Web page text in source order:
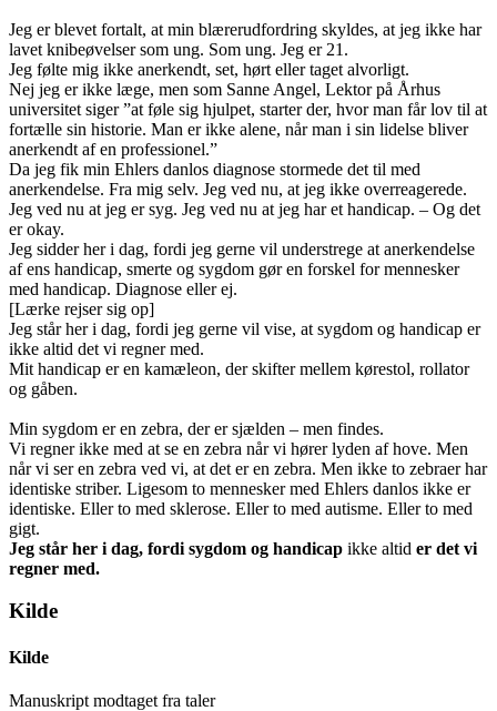
Jeg er blevet fortalt, at min blærerudfordring skyldes, at jeg ikke har
lavet knibeøvelser som ung. Som ung. Jeg er 21.
Jeg følte mig ikke anerkendt, set, hørt eller taget alvorligt.
Nej jeg er ikke læge, men som Sanne Angel, Lektor på Århus
universitet siger ”at føle sig hjulpet, starter der, hvor man får lov til at
fortælle sin historie. Man er ikke alene, når man i sin lidelse bliver
anerkendt af en professionel.”
Da jeg fik min Ehlers danlos diagnose stormede det til med
anerkendelse. Fra mig selv. Jeg ved nu, at jeg ikke overreagerede.
Jeg ved nu at jeg er syg. Jeg ved nu at jeg har et handicap. – Og det
er okay.
Jeg sidder her i dag, fordi jeg gerne vil understrege at anerkendelse
af ens handicap, smerte og sygdom gør en forskel for mennesker
med handicap. Diagnose eller ej.
[Lærke rejser sig op]
Jeg står her i dag, fordi jeg gerne vil vise, at sygdom og handicap er
ikke altid det vi regner med.
Mit handicap er en kamæleon, der skifter mellem kørestol, rollator
og gåben.
Min sygdom er en zebra, der er sjælden – men findes.
Vi regner ikke med at se en zebra når vi hører lyden af hove. Men
når vi ser en zebra ved vi, at det er en zebra. Men ikke to zebraer har
identiske striber. Ligesom to mennesker med Ehlers danlos ikke er
identiske. Eller to med sklerose. Eller to med autisme. Eller to med
gigt.
Jeg står her i dag, fordi sygdom og handicap ikke altid er det vi
regner med.
Kilde
Kilde
Manuskript modtaget fra taler